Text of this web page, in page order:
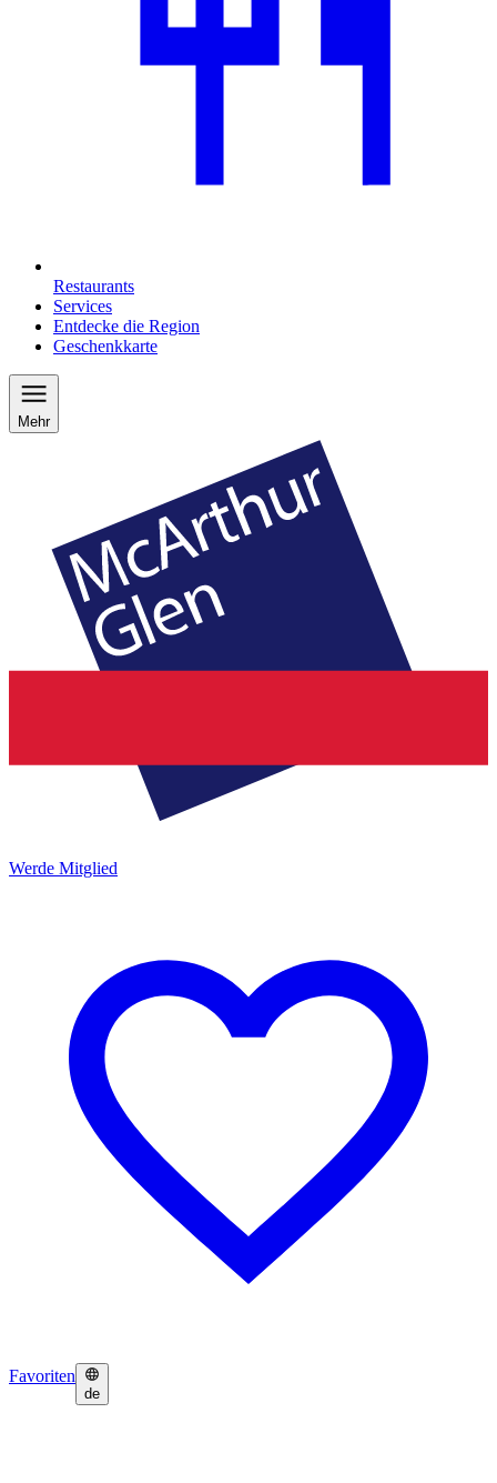
Restaurants
Services
Entdecke die Region
Geschenkkarte
Mehr
Werde Mitglied
Favoriten
de